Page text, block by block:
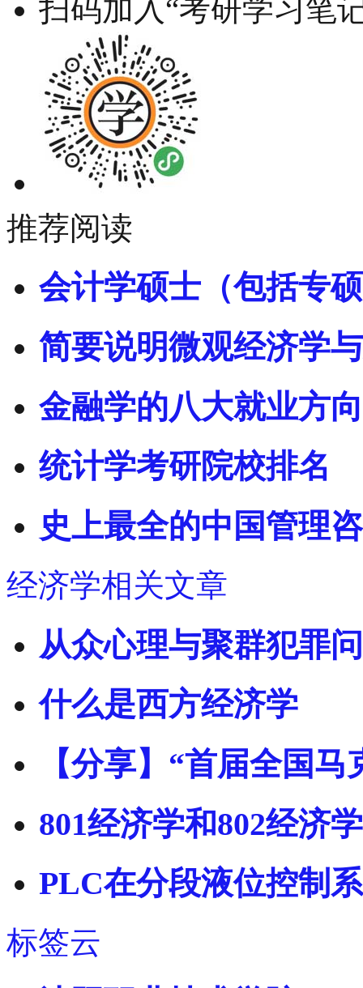
扫码加入“考研学习笔
推荐阅读
会计学硕士（包括专
简要说明微观经济学
金融学的八大就业方
统计学考研院校排名
史上最全的中国管理
经济学相关文章
从众心理与聚群犯罪
什么是西方经济学
【分享】“首届全国
801经济学和802经济
PLC在分段液位控制
标签云